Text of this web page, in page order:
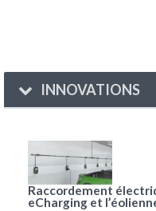
INNOVATIONS
Raccordement
eCharging et